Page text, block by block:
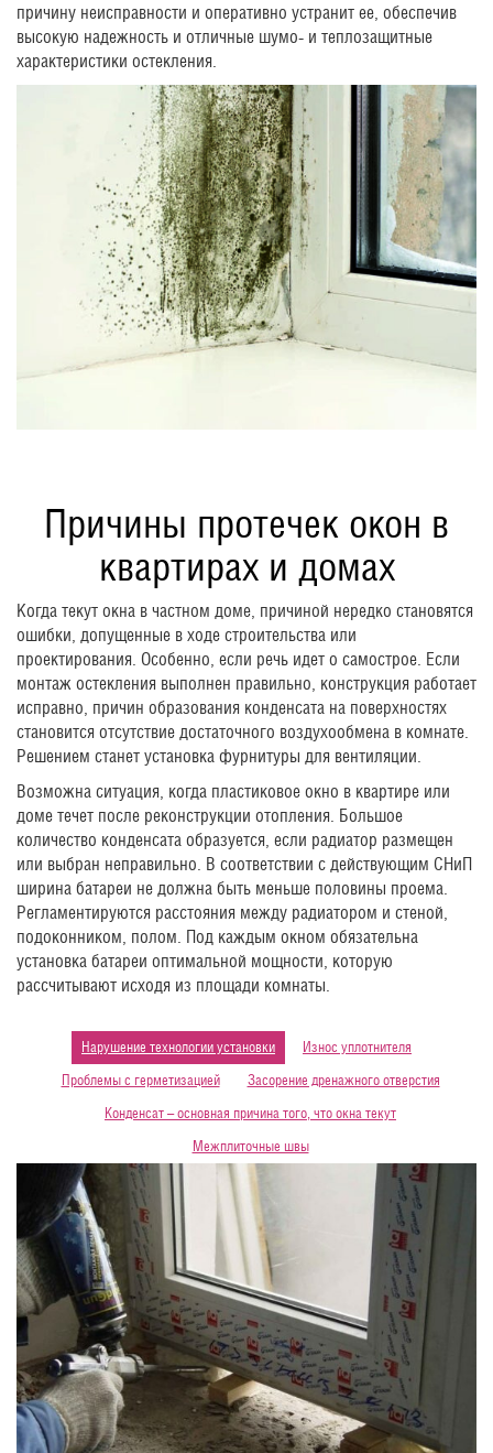
причину неисправности и оперативно устранит ее, обеспечив
высокую надежность и отличные шумо- и теплозащитные
характеристики остекления.
Причины протечек окон в
квартирах и домах
Когда текут окна в частном доме, причиной нередко становятся
ошибки, допущенные в ходе строительства или
проектирования. Особенно, если речь идет о самострое. Если
монтаж остекления выполнен правильно, конструкция работает
исправно, причин образования конденсата на поверхностях
становится отсутствие достаточного воздухообмена в комнате.
Решением станет установка фурнитуры для вентиляции.
Возможна ситуация, когда пластиковое окно в квартире или
доме течет после реконструкции отопления. Большое
количество конденсата образуется, если радиатор размещен
или выбран неправильно. В соответствии с действующим СНиП
ширина батареи не должна быть меньше половины проема.
Регламентируются расстояния между радиатором и стеной,
подоконником, полом. Под каждым окном обязательна
установка батареи оптимальной мощности, которую
рассчитывают исходя из площади комнаты.
Нарушение технологии установки
Износ уплотнителя
Проблемы с герметизацией
Засорение дренажного отверстия
Конденсат – основная причина того, что окна текут
Межплиточные швы